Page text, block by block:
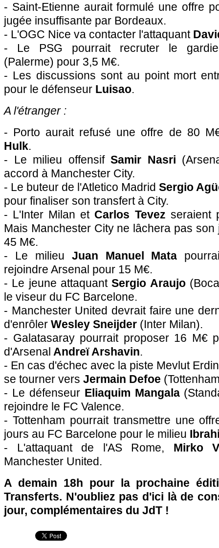
- Saint-Etienne aurait formulé une offre
jugée insuffisante par Bordeaux.
- L'OGC Nice va contacter l'attaquant
- Le PSG pourrait recruter le
(Palerme) pour 3,5 M€.
- Les discussions sont au point mort
pour le défenseur Luisao.
A l'étranger :
- Porto aurait refusé une offre de 80
Hulk.
- Le milieu offensifSamir Nasri
accord à Manchester City.
- Le buteur de l'Atletico Madrid Sergio
pour finaliser son transfert à City.
- L'Inter Milan et Carlos Tevez seraient
Mais Manchester City ne lâchera pas
45 M€.
- Le milieu Juan Manuel Mata
rejoindre Arsenal pour 15 M€.
- Le jeune attaquantSergio Araujo
le viseur du FC Barcelone.
- Manchester United devrait faire une
d'enrôler Wesley Sneijder (Inter Milan).
- Galatasaray pourrait proposer 16 M€
d'Arsenal Andreï Arshavin.
- En cas d'échec avec la piste Mevlut
se tourner vers Jermain Defoe
- Le défenseur Eliaquim Mangala
rejoindre le FC Valence.
- Tottenham pourrait transmettre une
jours au FC Barcelone pour le milieu
- L'attaquant de l'AS Rome, Mirko
Manchester United.
A demain 18h pour la prochaine
Transferts. N'oubliez pas d'ici là de
jour, complémentaires du JdT !